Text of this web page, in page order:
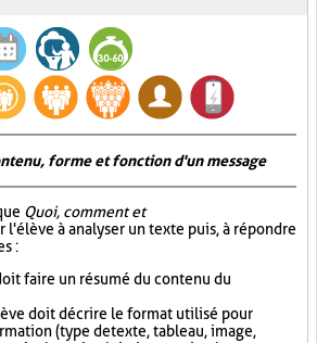
forme et fonction d'un message
Quoi, comment et
l'élève à analyser un texte puis, à répondre
:
faire un résumé du contenu du
doit décrire le format utilisé pour
(type de texte, tableau, image,